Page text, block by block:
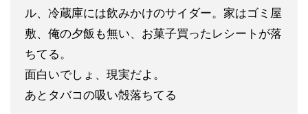
ル、冷蔵庫には飲みかけのサイダー。家はゴミ屋
敷、俺の夕飯も無い、お菓子買ったレシートが落
ちてる。
面白いでしょ、現実だよ。
あとタバコの吸い殻落ちてる